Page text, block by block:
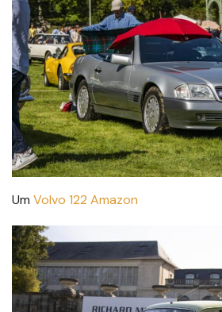
Um Volvo 122 Amazon